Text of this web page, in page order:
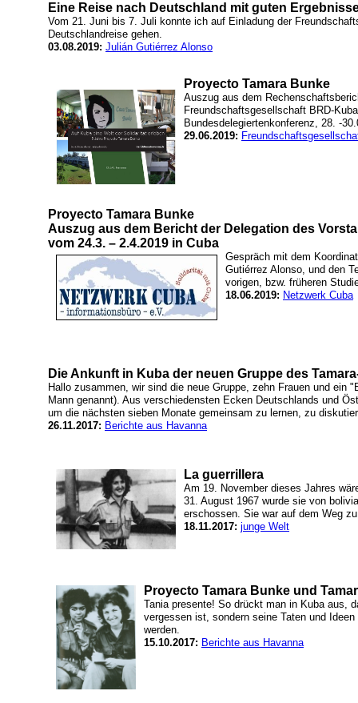
Eine Reise nach Deutschland mit guten
Vom 21. Juni bis 7. Juli konnte ich auf Einladung der
Deutschlandreise gehen.
03.08.2019: Julián Gutiérrez Alonso
Proyecto Tamara Bunke
Auszug aus dem
Freundschaftsgesellschaft BRD-
Bundesdelegiertenkonferenz, 28. -
29.06.2019:
Proyecto Tamara Bunke
Auszug aus dem Bericht der Delegation des
vom 24.3. – 2.4.2019 in Cuba
Gespräch mit dem
Gutiérrez Alonso, und den
vorigen, bzw. früheren
18.06.2019: Netzwerk Cuba
Die Ankunft in Kuba der neuen Gruppe des
Hallo zusammen, wir sind die neue Gruppe, zehn Frauen und ein
Mann genannt). Aus verschiedensten Ecken Deutschlands und
um die nächsten sieben Monate gemeinsam zu lernen, zu
26.11.2017: Berichte aus Havanna
La guerrillera
Am 19. November dieses Jahres
31. August 1967 wurde sie von
erschossen. Sie war auf dem Weg
18.11.2017: junge Welt
Proyecto Tamara Bunke und
Tania presente! So drückt man in Kuba aus,
vergessen ist, sondern seine Taten und
werden.
15.10.2017: Berichte aus Havanna